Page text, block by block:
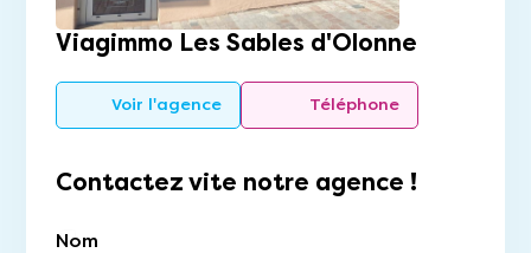
Viagimmo Les Sables d'Olonne
Voir l'agence Téléphone
Contactez vite notre agence !
Nom